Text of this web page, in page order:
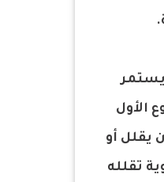
الأول
يقلل أو
تقلله